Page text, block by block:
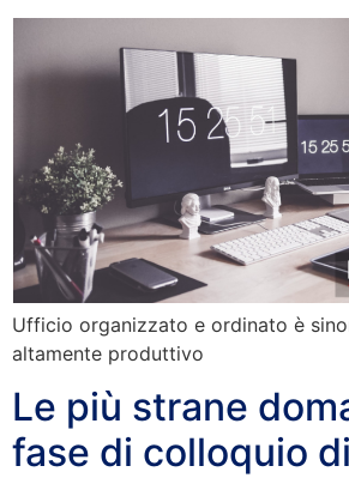
Ufficio organizzato e ordinato è
altamente produttivo
Le più strane
fase di colloquio